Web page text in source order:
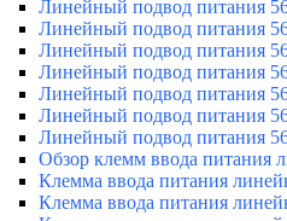
Линейный подвод питания
Линейный подвод питания
Линейный подвод питания
Линейный подвод питания
Линейный подвод питания
Линейный подвод питания
Линейный подвод питания
Обзор клемм ввода питания
Клемма ввода питания
Клемма ввода питания